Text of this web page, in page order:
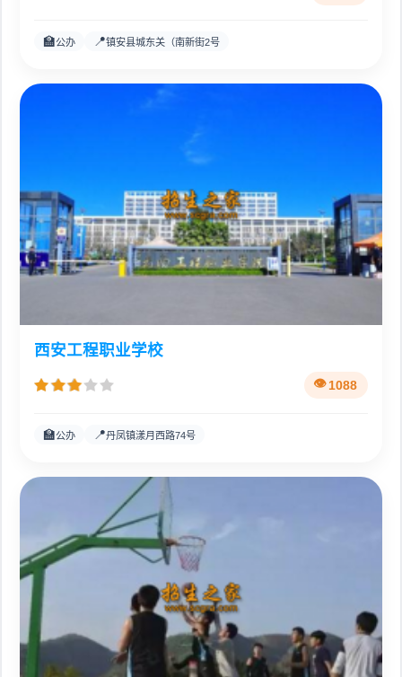
🏫公办 📍镇安县城东关（南新街2号
西安工程职业学校
1088
🏫公办 📍丹凤镇漾月西路74号